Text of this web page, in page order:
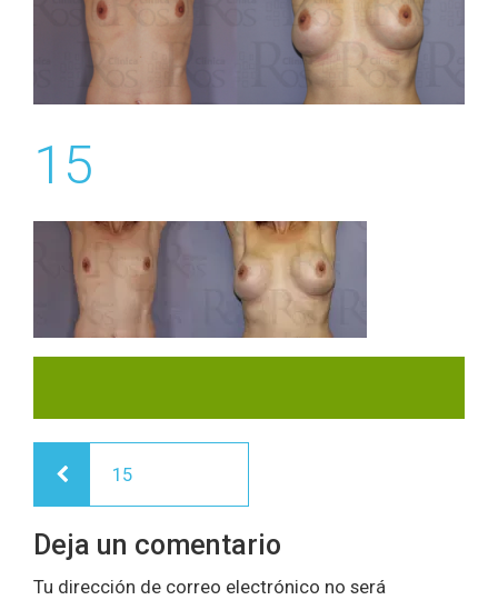
15
Navegación
de
entradas
15
Deja un comentario
Tu dirección de correo electrónico no será